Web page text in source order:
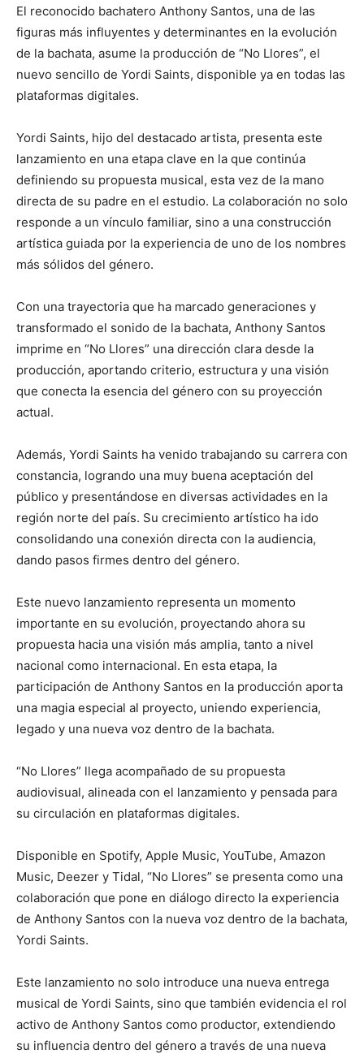
El reconocido bachatero Anthony Santos, una de las
figuras más influyentes y determinantes en la evolución
de la bachata, asume la producción de “No Llores”, el
nuevo sencillo de Yordi Saints, disponible ya en todas las
plataformas digitales.
Yordi Saints, hijo del destacado artista, presenta este
lanzamiento en una etapa clave en la que continúa
definiendo su propuesta musical, esta vez de la mano
directa de su padre en el estudio. La colaboración no solo
responde a un vínculo familiar, sino a una construcción
artística guiada por la experiencia de uno de los nombres
más sólidos del género.
Con una trayectoria que ha marcado generaciones y
transformado el sonido de la bachata, Anthony Santos
imprime en “No Llores” una dirección clara desde la
producción, aportando criterio, estructura y una visión
que conecta la esencia del género con su proyección
actual.
Además, Yordi Saints ha venido trabajando su carrera con
constancia, logrando una muy buena aceptación del
público y presentándose en diversas actividades en la
región norte del país. Su crecimiento artístico ha ido
consolidando una conexión directa con la audiencia,
dando pasos firmes dentro del género.
Este nuevo lanzamiento representa un momento
importante en su evolución, proyectando ahora su
propuesta hacia una visión más amplia, tanto a nivel
nacional como internacional. En esta etapa, la
participación de Anthony Santos en la producción aporta
una magia especial al proyecto, uniendo experiencia,
legado y una nueva voz dentro de la bachata.
“No Llores” llega acompañado de su propuesta
audiovisual, alineada con el lanzamiento y pensada para
su circulación en plataformas digitales.
Disponible en Spotify, Apple Music, YouTube, Amazon
Music, Deezer y Tidal, “No Llores” se presenta como una
colaboración que pone en diálogo directo la experiencia
de Anthony Santos con la nueva voz dentro de la bachata,
Yordi Saints.
Este lanzamiento no solo introduce una nueva entrega
musical de Yordi Saints, sino que también evidencia el rol
activo de Anthony Santos como productor, extendiendo
su influencia dentro del género a través de una nueva